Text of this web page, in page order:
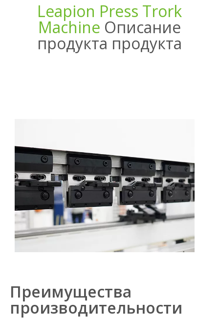
Leapion Press Trork
Machine Описание
продукта продукта
Преимущества
производительности